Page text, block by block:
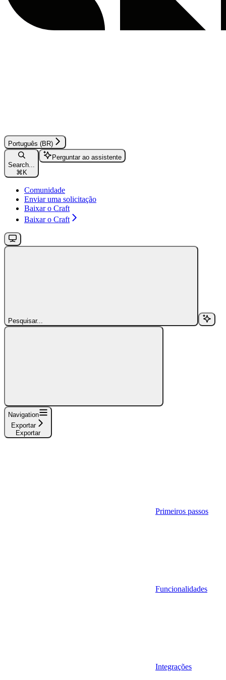
Português (BR)
Search...
⌘K
Perguntar ao assistente
Comunidade
Enviar uma solicitação
Baixar o Craft
Baixar o Craft
Pesquisar...
Navigation
Exportar
Exportar
Primeiros passos
Funcionalidades
Integrações